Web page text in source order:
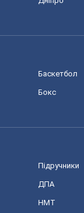
Баскетбол
Бокс
Підручники
ДПА
НМТ